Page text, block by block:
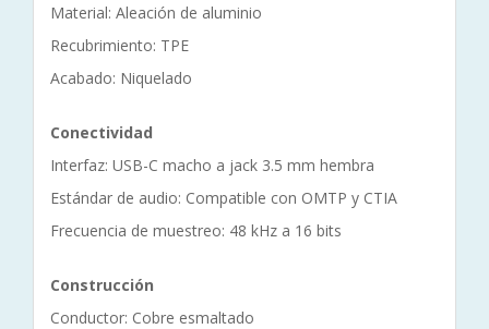
Material: Aleación de aluminio
Recubrimiento: TPE
Acabado: Niquelado
Conectividad
Interfaz: USB-C macho a jack 3.5 mm hembra
Estándar de audio: Compatible con OMTP y CTIA
Frecuencia de muestreo: 48 kHz a 16 bits
Construcción
Conductor: Cobre esmaltado